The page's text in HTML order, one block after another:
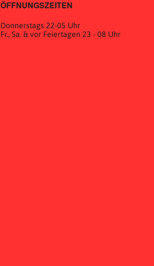
ÖFFNUNGSZEITEN
Donnerstags 22-05 Uhr
Fr., Sa. & vor Feiertagen 23 - 08 Uhr